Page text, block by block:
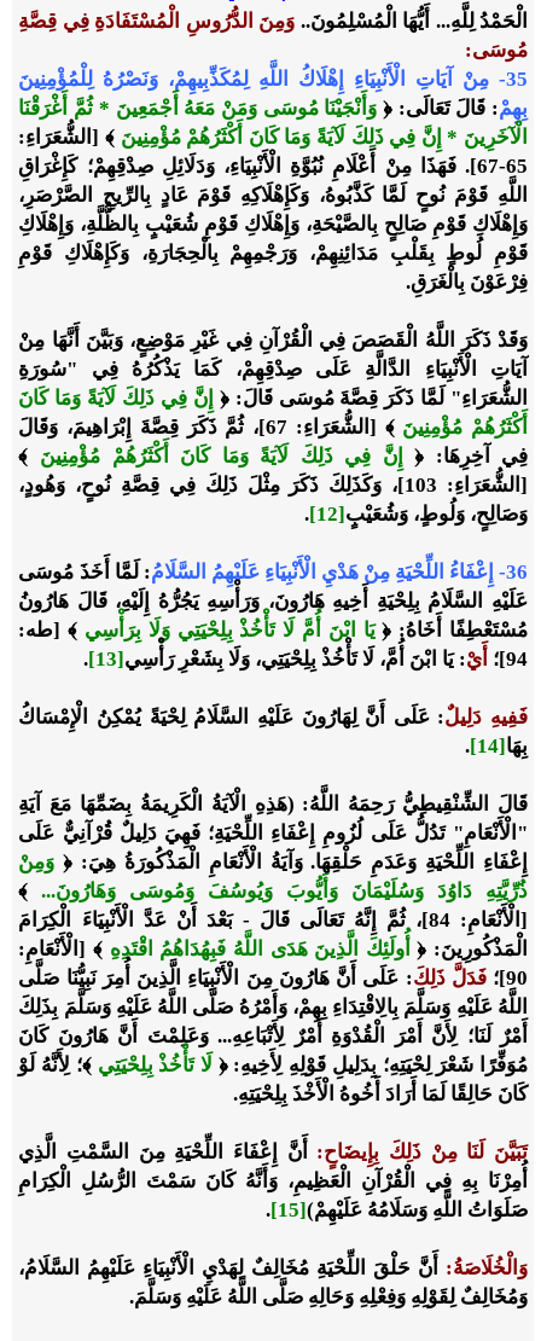
الْحَمْدُ لِلَّهِ... أَيُّهَا الْمُسْلِمُونَ.. وَمِنَ الدُّرُوسِ الْمُسْتَفَادَةِ فِي قِصَّةِ
مُوسَى:
35-
مِنْ آيَاتِ الْأَنْبِيَاءِ إِهْلَاكُ اللَّهِ لِمُكَذِّبِيهِمْ، وَنَصْرُهُ لِلْمُؤْمِنِينَ
بِهِمْ: قَالَ تَعَالَى: ﴿ وَأَنْجَيْنَا مُوسَى وَمَنْ مَعَهُ أَجْمَعِينَ * ثُمَّ أَغْرَقْنَا
الْآخَرِينَ * إِنَّ فِي ذَلِكَ لَآيَةً وَمَا كَانَ أَكْثَرُهُمْ مُؤْمِنِينَ ﴾ [الشُّعَرَاءِ:
65-67]. فَهَذَا مِنْ أَعْلَامِ نُبُوَّةِ الْأَنْبِيَاءِ، وَدَلَائِلِ صِدْقِهِمْ؛ كَإِغْرَاقِ
اللَّهِ قَوْمَ نُوحٍ لَمَّا كَذَّبُوهُ، وَكَإِهْلَاكِهِ قَوْمَ عَادٍ بِالرِّيحِ الصَّرْصَرِ،
وَإِهْلَاكِ قَوْمِ صَالِحٍ بِالصَّيْحَةِ، وَإِهْلَاكِ قَوْمِ شُعَيْبٍ بِالظُّلَّةِ، وَإِهْلَاكِ
قَوْمِ لُوطٍ بِقَلْبِ مَدَائِنِهِمْ، وَرَجْمِهِمْ بِالْحِجَارَةِ، وَكَإِهْلَاكِ قَوْمِ
فِرْعَوْنَ بِالْغَرَقِ.
وَقَدْ ذَكَرَ اللَّهُ الْقَصَصَ فِي الْقُرْآنِ فِي غَيْرِ مَوْضِعٍ، وَبَيَّنَ أَنَّهَا مِنْ
آيَاتِ الْأَنْبِيَاءِ الدَّالَّةِ عَلَى صِدْقِهِمْ، كَمَا يَذْكُرُهُ فِي "سُورَةِ
الشُّعَرَاءِ" لَمَّا ذَكَرَ قِصَّةَ مُوسَى قَالَ: ﴿ إِنَّ فِي ذَلِكَ لَآيَةً وَمَا كَانَ
أَكْثَرُهُمْ مُؤْمِنِينَ
﴾ [الشُّعَرَاءِ: 67]، ثُمَّ ذَكَرَ قِصَّةَ إِبْرَاهِيمَ، وَقَالَ
فِي آخِرِهَا: ﴿
إِنَّ فِي ذَلِكَ لَآيَةً وَمَا كَانَ أَكْثَرُهُمْ مُؤْمِنِينَ ﴾
[الشُّعَرَاءِ: 103]، وَكَذَلِكَ ذَكَرَ مِثْلَ ذَلِكَ فِي قِصَّةِ نُوحٍ، وَهُودٍ،
وَصَالِحٍ، وَلُوطٍ، وَشُعَيْبٍ[12]
.
36- إِعْفَاءُ اللِّحْيَةِ مِنْ هَدْيِ الْأَنْبِيَاءِ عَلَيْهِمُ السَّلَامُ
: لَمَّا أَخَذَ مُوسَى
عَلَيْهِ السَّلَامُ بِلِحْيَةِ أَخِيهِ هَارُونَ، وَرَأْسِهِ يَجُرُّهُ إِلَيْهِ، قَالَ هَارُونُ
مُسْتَعْطِفًا أَخَاهُ: ﴿يَا ابْنَ أُمَّ لَا تَأْخُذْ بِلِحْيَتِي وَلَا بِرَأْسِي ﴾ [طه:
94]؛
أَيْ: يَا ابْنَ أُمَّ، لَا تَأْخُذْ بِلِحْيَتِي، وَلَا بِشَعْرِ رَأْسِي[13]
.
فَفِيهِ دَلِيلٌ: عَلَى أَنَّ لِهَارُونَ عَلَيْهِ السَّلَامُ لِحْيَةً يُمْكِنُ الْإِمْسَاكُ
بِهَا[14]
.
قَالَ الشِّنْقِيطِيُّ رَحِمَهُ اللَّهُ: (هَذِهِ الْآيَةُ الْكَرِيمَةُ بِضَمِّهَا مَعَ آيَةِ
"الْأَنْعَامِ" تَدُلُّ عَلَى لُزُومِ إِعْفَاءِ اللِّحْيَةِ؛ فَهِيَ دَلِيلٌ قُرْآنِيٌّ عَلَى
إِعْفَاءِ اللِّحْيَةِ وَعَدَمِ حَلْقِهَا. وَآيَةُ الْأَنْعَامِ الْمَذْكُورَةُ هِيَ: ﴿ وَمِنْ
ذُرِّيَّتِهِ دَاوُدَ وَسُلَيْمَانَ وَأَيُّوبَ وَيُوسُفَ وَمُوسَى وَهَارُونَ...﴾
[الْأَنْعَامِ: 84]، ثُمَّ إِنَّهُ تَعَالَى قَالَ - بَعْدَ أَنْ عَدَّ الْأَنْبِيَاءَ الْكِرَامَ
الْمَذْكُورِينَ: ﴿ أُولَئِكَ الَّذِينَ هَدَى اللَّهُ فَبِهُدَاهُمُ اقْتَدِهِ ﴾ [الْأَنْعَامِ:
90]؛
فَدَلَّ ذَلِكَ: عَلَى أَنَّ هَارُونَ مِنَ الْأَنْبِيَاءِ الَّذِينَ أُمِرَ نَبِيُّنَا صَلَّى
اللَّهُ عَلَيْهِ وَسَلَّمَ بِالِاقْتِدَاءِ بِهِمْ، وَأَمْرُهُ صَلَّى اللَّهُ عَلَيْهِ وَسَلَّمَ بِذَلِكَ
أَمْرٌ لَنَا؛ لِأَنَّ أَمْرَ الْقُدْوَةِ أَمْرٌ لِأَتْبَاعِهِ... وَعَلِمْتَ أَنَّ هَارُونَ كَانَ
مُوَفِّرًا شَعْرَ لِحْيَتِهِ؛ بِدَلِيلِ قَوْلِهِ لِأَخِيهِ: ﴿ لَا تَأْخُذْ بِلِحْيَتِي ﴾؛ لِأَنَّهُ لَوْ
كَانَ حَالِقًا لَمَا أَرَادَ أَخُوهُ الْأَخْذَ بِلِحْيَتِهِ.
تَبَيَّنَ لَنَا مِنْ ذَلِكَ بِإِيضَاحٍ: أَنَّ إِعْفَاءَ اللِّحْيَةِ مِنَ السَّمْتِ الَّذِي
أُمِرْنَا بِهِ فِي الْقُرْآنِ الْعَظِيمِ، وَأَنَّهُ كَانَ سَمْتَ الرُّسُلِ الْكِرَامِ
صَلَوَاتُ اللَّهِ وَسَلَامُهُ عَلَيْهِمْ)[15]
.
وَالْخُلَاصَةُ: أَنَّ حَلْقَ اللِّحْيَةِ مُخَالِفٌ لِهَدْيِ الْأَنْبِيَاءِ عَلَيْهِمُ السَّلَامُ،
وَمُخَالِفٌ لِقَوْلِهِ وَفِعْلِهِ وَحَالِهِ صَلَّى اللَّهُ عَلَيْهِ وَسَلَّمَ.